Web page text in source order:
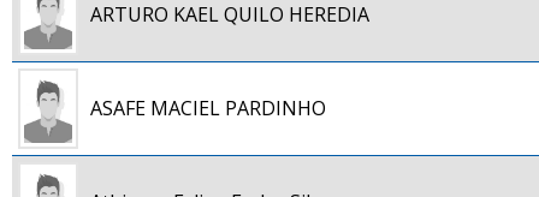
ARTURO KAEL QUILO HEREDIA
ASAFE MACIEL PARDINHO